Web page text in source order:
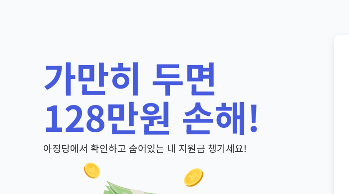
가만히 두면
128만원 손해!
아정당에서 확인하고 숨어있는 내 지원금 챙기세요!